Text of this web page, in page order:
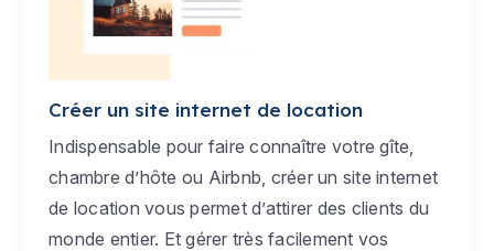
Créer un site internet de location
Indispensable pour faire connaître votre gîte,
chambre d’hôte ou Airbnb, créer un site internet
de location vous permet d’attirer des clients du
monde entier. Et gérer très facilement vos